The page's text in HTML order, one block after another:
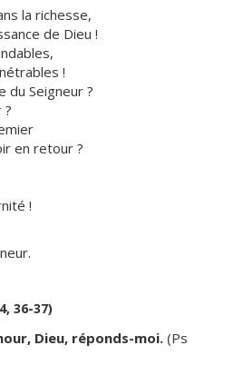
la richesse,
de Dieu !
!
du Seigneur ?
?
en retour ?
!
36-37)
Dieu, réponds-moi. (Ps